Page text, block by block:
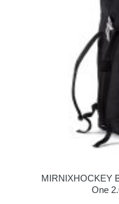
MIRNIXHOCKEY
One